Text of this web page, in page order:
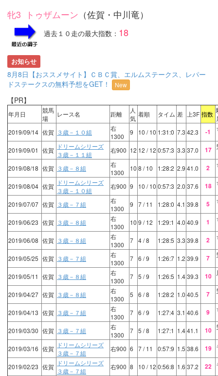
牝3 トゥザムーン （佐賀・中川竜）
過去１０走の最大指数： 18
お知らせ
8月8日【おススメサイト】ＣＢＣ賞、エルムステークス、レパー
ドステークスの無料予想をGET！
New
【PR】
年月日
競馬
場
レース名 距離
人
気
着順 タイム 差 上3F 指数
2019/09/14 佐賀 ３歳－１０組
右
1300
9 10 / 10 1:31:0 7.3 42.3 -1
2019/09/01 佐賀 ドリームシリーズ
３歳－１１組
右900 12 12 / 12 0:57:3 3.3 37.0 17
2019/08/18 佐賀 ３歳－８組
右
1300
10 8 / 10 1:28:2 2.9 41.0 2
2019/08/04 佐賀 ドリームシリーズ
３歳－１０組
右900 9 10 / 10 0:57:3 2.0 37.6 18
2019/07/07 佐賀 ３歳－７組
右
1300
9 7/ 11 1:28:0 4.1 39.8 5
2019/06/23 佐賀 ３歳－８組
右
1300
10 9 / 12 1:29:1 4.0 40.9 1
2019/06/08 佐賀 ３歳－８組
右
1300
7 4/ 8 1:28:5 3.3 39.8 2
2019/05/25 佐賀 ３歳－７組
右
1300
7 6 / 9 1:26:7 1.2 39.9 7
2019/05/11 佐賀 ３歳－８組
右
1300
7 5 / 9 1:26:5 1.439.3 10
2019/04/27 佐賀 ３歳－８組
右
1300
5 6 / 8 1:28:2 1.0 40.5 7
2019/04/13 佐賀 ３歳－７組
右
1300
7 6 / 9 1:27:4 3.1 40.6 9
2019/03/30 佐賀 ３歳－７組
右
1300
7 5 / 8 1:27:1 1.441.1 10
2019/03/16 佐賀 ドリームシリーズ
３歳－７組
右900 6 7/ 11 0:57:9 1.5 38.6 19
2019/02/23 佐賀 ドリームシリーズ
３歳－７組
右900 8 10 / 12 0:56:8 1.6 37.2 22